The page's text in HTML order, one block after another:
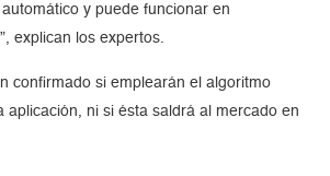
y puede funcionar en
explican los expertos.
confirmado si emplearán el algoritmo
aplicación, ni si ésta saldrá al mercado en